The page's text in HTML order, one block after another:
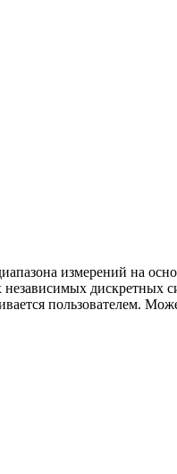
измерений на
дискретных
пользователем.